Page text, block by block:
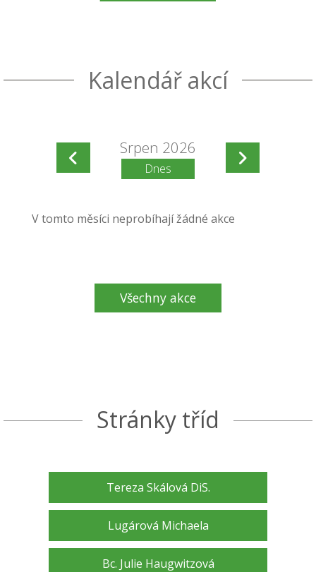
Kalendář akcí
Srpen 2026
Dnes
V tomto měsíci neprobíhají žádné akce
Všechny akce
Stránky tříd
Tereza Skálová DiS.
Lugárová Michaela
Bc. Julie Haugwitzová